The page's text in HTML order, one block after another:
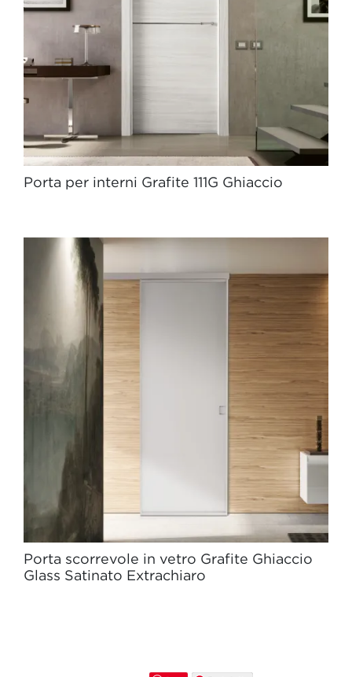
Porta per interni Grafite 111G Ghiaccio
Porta scorrevole in vetro Grafite Ghiaccio
Glass Satinato Extrachiaro